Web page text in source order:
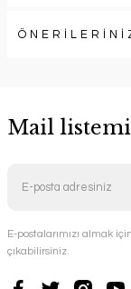
Mail
E-postalarımızı almak
çıkabilirsiniz.